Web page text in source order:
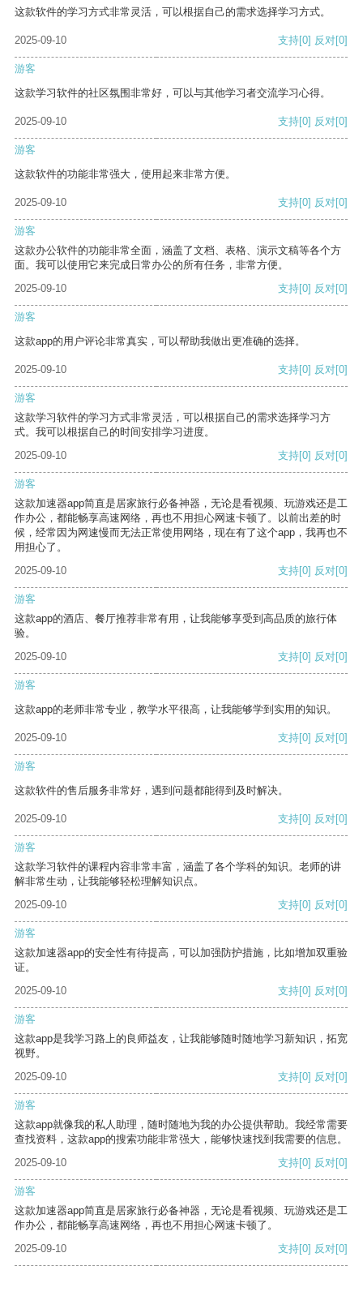
这款软件的学习方式非常灵活，可以根据自己的需求选择学习方式。
2025-09-10 支持[0] 反对[0]
游客
这款学习软件的社区氛围非常好，可以与其他学习者交流学习心得。
2025-09-10 支持[0] 反对[0]
游客
这款软件的功能非常强大，使用起来非常方便。
2025-09-10 支持[0] 反对[0]
游客
这款办公软件的功能非常全面，涵盖了文档、表格、演示文稿等各个方
面。我可以使用它来完成日常办公的所有任务，非常方便。
2025-09-10
支持[0] 反对[0]
游客
这款app的用户评论非常真实，可以帮助我做出更准确的选择。
2025-09-10 支持[0] 反对[0]
游客
这款学习软件的学习方式非常灵活，可以根据自己的需求选择学习方
式。我可以根据自己的时间安排学习进度。
2025-09-10
支持[0] 反对[0]
游客
这款加速器app简直是居家旅行必备神器，无论是看视频、玩游戏还是工
作办公，都能畅享高速网络，再也不用担心网速卡顿了。以前出差的时
候，经常因为网速慢而无法正常使用网络，现在有了这个app，我再也不
用担心了。
2025-09-10
支持[0] 反对[0]
游客
这款app的酒店、餐厅推荐非常有用，让我能够享受到高品质的旅行体
验。
2025-09-10
支持[0] 反对[0]
游客
这款app的老师非常专业，教学水平很高，让我能够学到实用的知识。
2025-09-10 支持[0] 反对[0]
游客
这款软件的售后服务非常好，遇到问题都能得到及时解决。
2025-09-10 支持[0] 反对[0]
游客
这款学习软件的课程内容非常丰富，涵盖了各个学科的知识。老师的讲
解非常生动，让我能够轻松理解知识点。
2025-09-10
支持[0] 反对[0]
游客
这款加速器app的安全性有待提高，可以加强防护措施，比如增加双重验
证。
2025-09-10
支持[0] 反对[0]
游客
这款app是我学习路上的良师益友，让我能够随时随地学习新知识，拓宽
视野。
2025-09-10
支持[0] 反对[0]
游客
这款app就像我的私人助理，随时随地为我的办公提供帮助。我经常需要
查找资料，这款app的搜索功能非常强大，能够快速找到我需要的信息。
2025-09-10
支持[0] 反对[0]
游客
这款加速器app简直是居家旅行必备神器，无论是看视频、玩游戏还是工
作办公，都能畅享高速网络，再也不用担心网速卡顿了。
2025-09-10
支持[0] 反对[0]